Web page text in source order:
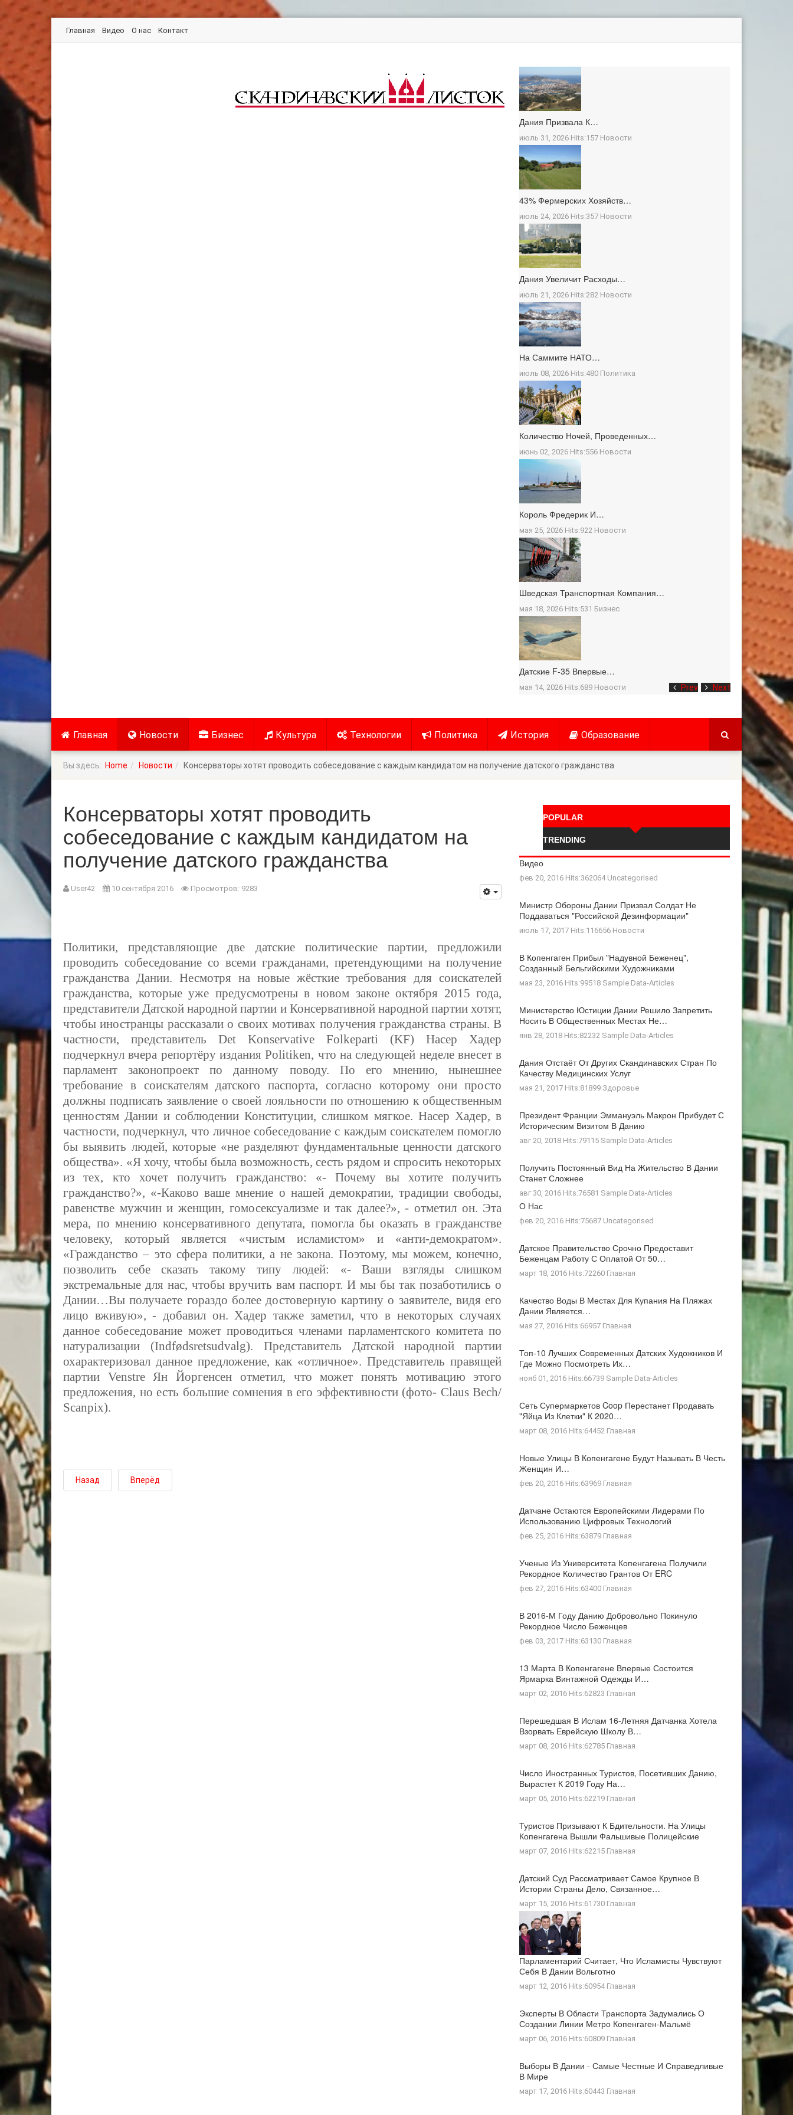
Главная Видео О нас Контакт
Prev Next
Дания Призвала К…
июль 31, 2026 Hits:157 Новости
43% Фермерских Хозяйств…
июль 24, 2026 Hits:357 Новости
Дания Увеличит Расходы…
июль 21, 2026 Hits:282 Новости
На Саммите НАТО…
июль 08, 2026 Hits:480 Политика
Количество Ночей, Проведенных…
июнь 02, 2026 Hits:556 Новости
Король Фредерик И…
мая 25, 2026 Hits:922 Новости
Шведская Транспортная Компания…
мая 18, 2026 Hits:531 Бизнес
Датские F-35 Впервые…
мая 14, 2026 Hits:689 Новости
Главная Новости Бизнес Культура Технологии Политика История Образование
Вы здесь: Home Новости Консерваторы хотят проводить собеседование с каждым кандидатом на получение датского гражданства
Консерваторы хотят проводить
собеседование с каждым кандидатом на
получение датского гражданства
User42 10 сентября 2016 Просмотров: 9283
Политики, представляющие две датские политические партии, предложили
проводить собеседование со всеми гражданами, претендующими на получение
гражданства Дании. Несмотря на новые жёсткие требования для соискателей
гражданства, которые уже предусмотрены в новом законе октября 2015 года,
представители Датской народной партии и Консервативной народной партии хотят,
чтобы иностранцы рассказали о своих мотивах получения гражданства страны. В
частности, представительDet Konservative Folkeparti (KF) Насер Хадер
подчеркнул вчера репортёру изданияPolitiken, что на следующей неделе внесет в
парламент законопроект по данному поводу. По его мнению, нынешнее
требование в соискателям датского паспорта, согласно которому они просто
должны подписать заявление о своей лояльности по отношению к общественным
ценностям Дании и соблюдении Конституции, слишком мягкое. Насер Хадер, в
частности, подчеркнул, что личное собеседование с каждым соискателем помогло
бы выявить людей, которые «не разделяют фундаментальные ценности датского
общества». «Я хочу, чтобы была возможность, сесть рядом и спросить некоторых
из тех, кто хочет получить гражданство: «- Почему вы хотите получить
гражданство?», «-Каково ваше мнение о нашей демократии, традиции свободы,
равенстве мужчин и женщин, гомосексуализме и так далее?», - отметил он. Эта
мера, по мнению консервативного депутата, помогла бы оказать в гражданстве
человеку, который является «чистым исламистом» и «анти-демократом».
«Гражданство – это сфера политики, а не закона. Поэтому, мы можем, конечно,
позволить себе сказать такому типу людей: «- Ваши взгляды слишком
экстремальные для нас, чтобы вручить вам паспорт. И мы бы так позаботились о
Дании…Вы получаете гораздо более достоверную картину о заявителе, видя его
лицо вживую», - добавил он.Хадер также заметил, что в некоторых случаях
данное собеседование может проводиться членами парламентского комитета по
натурализации (Indfødsretsudvalg). Представитель Датской народной партии
охарактеризовал данное предложение, как «отличное». Представитель правящей
партии VenstreЯн Йоргенсен отметил, что может понять мотивацию этого
предложения, но есть большие сомнения в его эффективности (фото- Claus Bech/
Scanpix).
Назад Вперёд
POPULAR
TRENDING
Видео
фев 20, 2016 Hits:362064 Uncategorised
Министр Обороны Дании Призвал Солдат Не
Поддаваться "российской Дезинформации"
июль 17, 2017 Hits:116656 Новости
В Копенгаген Прибыл "Надувной Беженец",
Созданный Бельгийскими Художниками
мая 23, 2016 Hits:99518 Sample Data-Articles
Министерство Юстиции Дании Решило Запретить
Носить В Общественных Местах Не…
янв 28, 2018 Hits:82232 Sample Data-Articles
Дания Отстаёт От Других Скандинавских Стран По
Качеству Медицинских Услуг
мая 21, 2017 Hits:81899 Здоровье
Президент Франции Эммануэль Макрон Прибудет С
Историческим Визитом В Данию
авг 20, 2018 Hits:79115 Sample Data-Articles
Получить Постоянный Вид На Жительство В Дании
Станет Сложнее
авг 30, 2016 Hits:76581 Sample Data-Articles
О Нас
фев 20, 2016 Hits:75687 Uncategorised
Датское Правительство Срочно Предоставит
Беженцам Работу С Оплатой От 50…
март 18, 2016 Hits:72260 Главная
Качество Воды В Местах Для Купания На Пляжах
Дании Является…
мая 27, 2016 Hits:66957 Главная
Топ-10 Лучших Современных Датских Художников И
Где Можно Посмотреть Их…
нояб 01, 2016 Hits:66739 Sample Data-Articles
Сеть Супермаркетов Coop Перестанет Продавать
"яйца Из Клетки" К 2020…
март 08, 2016 Hits:64452 Главная
Новые Улицы В Копенгагене Будут Называть В Честь
Женщин И…
фев 20, 2016 Hits:63969 Главная
Датчане Остаются Европейскими Лидерами По
Использованию Цифровых Технологий
фев 25, 2016 Hits:63879 Главная
Ученые Из Университета Копенгагена Получили
Рекордное Количество Грантов От ERC
фев 27, 2016 Hits:63400 Главная
В 2016-М Году Данию Добровольно Покинуло
Рекордное Число Беженцев
фев 03, 2017 Hits:63130 Главная
13 Марта В Копенгагене Впервые Состоится
Ярмарка Винтажной Одежды И…
март 02, 2016 Hits:62823 Главная
Перешедшая В Ислам 16-Летняя Датчанка Хотела
Взорвать Еврейскую Школу В…
март 08, 2016 Hits:62785 Главная
Число Иностранных Туристов, Посетивших Данию,
Вырастет К 2019 Году На…
март 05, 2016 Hits:62219 Главная
Туристов Призывают К Бдительности. На Улицы
Копенгагена Вышли Фальшивые Полицейские
март 07, 2016 Hits:62215 Главная
Датский Суд Рассматривает Самое Крупное В
Истории Страны Дело, Связанное…
март 15, 2016 Hits:61730 Главная
Парламентарий Считает, Что Исламисты Чувствуют
Себя В Дании Вольготно
март 12, 2016 Hits:60954 Главная
Эксперты В Области Транспорта Задумались О
Создании Линии Метро Копенгаген-Мальмё
март 06, 2016 Hits:60809 Главная
Выборы В Дании - Самые Честные И Справедливые
В Мире
март 17, 2016 Hits:60443 Главная